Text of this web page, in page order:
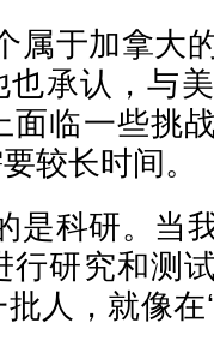
属于加拿大
也承认，与
面临一些挑
较长时间。
是科研。当
行研究和测
人，就像在